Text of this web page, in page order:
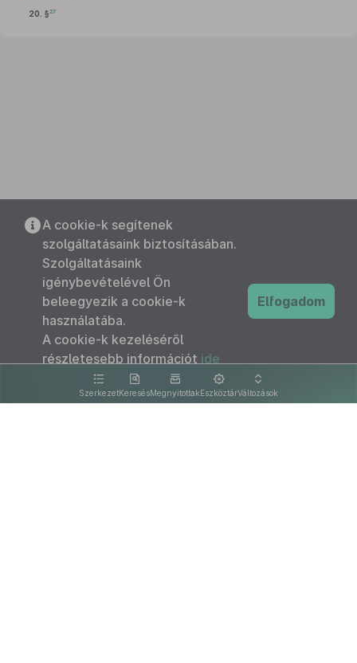
20. §27
SzerkezetKeresésMegnyitottakEszköztárVáltozások
A cookie-k segítenek
szolgáltatásaink biztosításában.
Szolgáltatásaink
igénybevételével Ön
beleegyezik a cookie-k
használatába.
A cookie-k kezeléséről
részletesebb információt ide
kattintva olvashat.
Elfogadom